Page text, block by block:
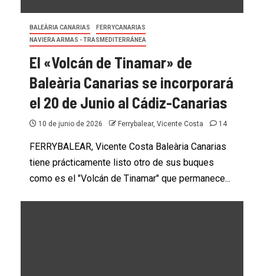
BALEÀRIA CANARIAS
FERRYCANARIAS
NAVIERA ARMAS - TRASMEDITERRÁNEA
El «Volcán de Tinamar» de
Baleària Canarias se incorporará
el 20 de Junio al Cádiz-Canarias
10 de junio de 2026 Ferrybalear, Vicente Costa 14
FERRYBALEAR, Vicente Costa Baleària Canarias
tiene prácticamente listo otro de sus buques
como es el "Volcán de Tinamar" que permanece...